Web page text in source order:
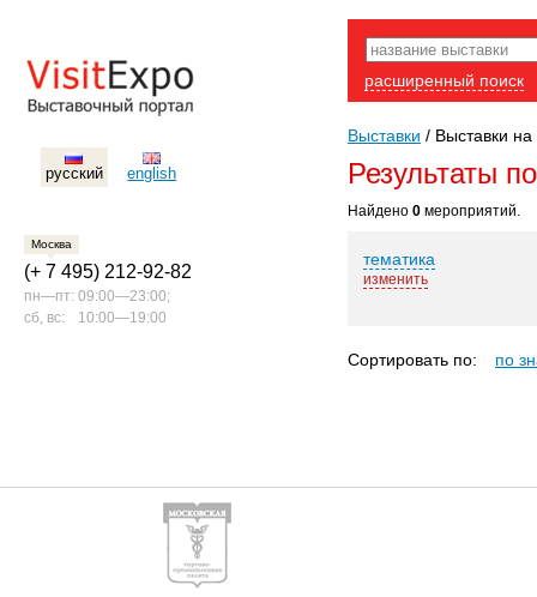
русский english
Москва
(+ 7 495) 212-92-82
пн—пт: 09:00—23:00;
сб, вс:
10:00—19:00
расширенный поиск
Выставки / Выставки на
Результаты
Найдено 0 мероприятий.
тематика
изменить
Сортировать по: по